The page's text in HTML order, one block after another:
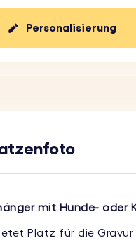
Personalisierung
mit Hunde- oder
Platz für die Gravur